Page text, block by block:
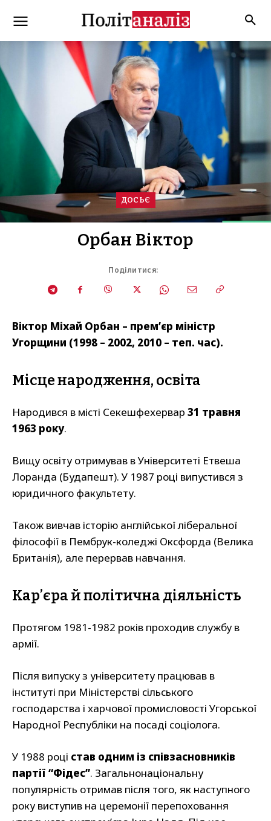
ДОСЬЄ
Орбан Віктор
Поділитися:
Віктор Міхай Орбан – премʼєр міністр
Угорщини (1998 – 2002, 2010 – теп. час).
Місце народження, освіта
Народився в місті Секешфехервар 31 травня
1963 року.
Вищу освіту отримував в Університеті Етвеша
Лоранда (Будапешт). У 1987 році випустився з
юридичного факультету.
Також вивчав історію англійської ліберальної
філософії в Пембрук-коледжі Оксфорда (Велика
Британія), але перервав навчання.
Карʼєра й політична діяльність
Протягом 1981-1982 років проходив службу в
армії.
Після випуску з університету працював в
інституті при Міністерстві сільського
господарства і харчової промисловості Угорської
Народної Республіки на посаді соціолога.
У 1988 році став одним із співзасновників
партії “Фідес”. Загальнонаціональну
популярність отримав після того, як наступного
року виступив на церемонії перепоховання